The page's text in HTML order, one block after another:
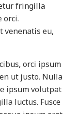
fringilla
orci.
venenatis eu,
orci ipsum
ut justo. Nulla
ipsum volutpat
luctus. Fusce